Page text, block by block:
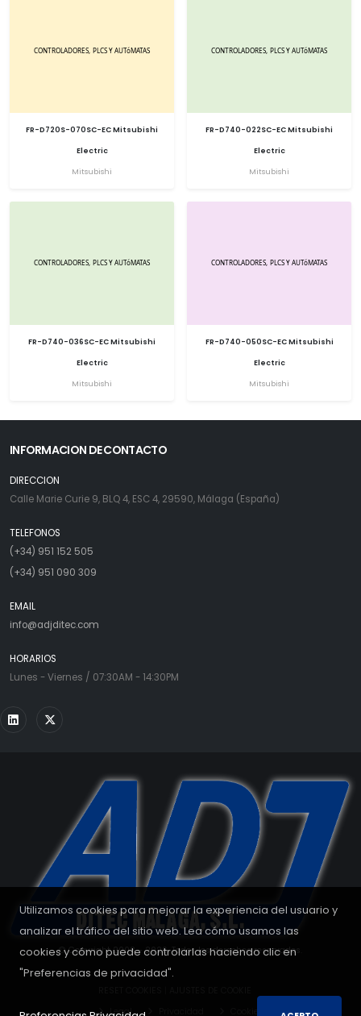
Utilizamos cookies para mejorar la experiencia del usuario y
analizar el tráfico del sitio web. Lea cómo usamos las
cookies y cómo puede controlarlas haciendo clic en
"Preferencias de privacidad".
FR-D720S-070SC-EC Mitsubishi
Electric
Mitsubishi
FR-D740-022SC-EC Mitsubishi
Electric
Mitsubishi
FR-D740-036SC-EC Mitsubishi
Electric
Mitsubishi
FR-D740-050SC-EC Mitsubishi
Electric
Mitsubishi
INFORMACION DE CONTACTO
DIRECCION
Calle Marie Curie 9, BLQ 4, ESC 4, 29590, Málaga (España)
TELEFONOS
(+34) 951 152 505
(+34) 951 090 309
EMAIL
info@adjditec.com
HORARIOS
Lunes - Viernes / 07:30AM - 14:30PM
© Copyright 2008 - 2026. Todos los derechos reservados.
Legal